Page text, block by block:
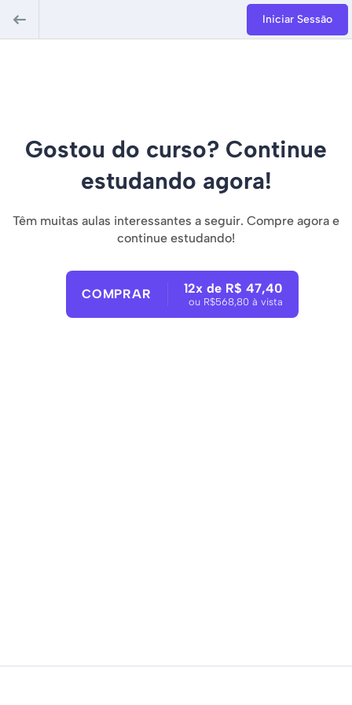
Iniciar Sessão
Gostou do curso? Continue
estudando agora!
Têm muitas aulas interessantes a seguir. Compre agora e
continue estudando!
COMPRAR 12x de R$ 47,40
ou R$568,80 à vista